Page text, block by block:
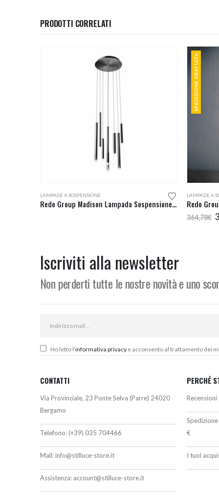
PRODOTTI CORRELATI
LAMPADE A SOSPENSIONE
Redo Group Madison Lampada Sospensione Led 8 Luci
SPEDIZIONE GRATUITA
LAMPADE A
Redo
364,78€
Iscriviti alla newsletter
Non perderti tutte le nostre novità e uno
Ho letto l'informativa privacy e acconsento al trattamento dei
CONTATTI
Via Provinciale, 23 Ponte Selva (Parre) 24020
Bergamo
Telefono: (+39) 035 704466
Mail:info@stilluce-store.it
Assistenza: account@stilluce-store.it
PERCHÉ
€
I tuoi